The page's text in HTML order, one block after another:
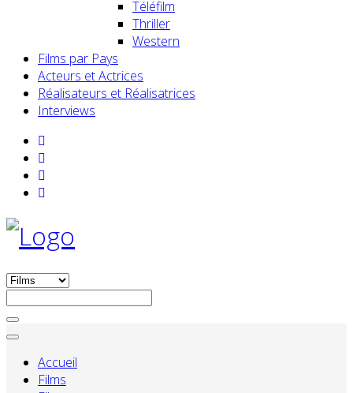
Téléfilm
Thriller
Western
Films par Pays
Acteurs et Actrices
Réalisateurs et Réalisatrices
Interviews
Accueil
Films